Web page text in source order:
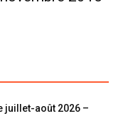
juillet-août 2026 –